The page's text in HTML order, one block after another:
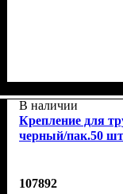
В наличии
Крепление для
черный/пак.50 шт
107892